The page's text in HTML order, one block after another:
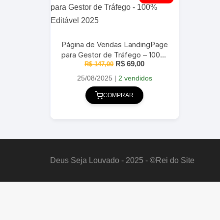
Página de Vendas LandingPage
para Gestor de Tráfego – 100%
Editável 2025
R$147,00 O
original
era:
R$ 147,00.
R$ 69,00O
atual
25/08/2025 | 2 vendidos
COMPRAR
Deus Seja Louvado - 2025 - ©Rei do Site